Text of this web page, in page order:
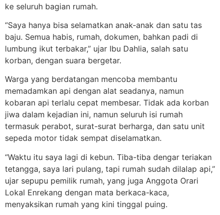
ke seluruh bagian rumah.
“Saya hanya bisa selamatkan anak-anak dan satu tas
baju. Semua habis, rumah, dokumen, bahkan padi di
lumbung ikut terbakar,” ujar Ibu Dahlia, salah satu
korban, dengan suara bergetar.
Warga yang berdatangan mencoba membantu
memadamkan api dengan alat seadanya, namun
kobaran api terlalu cepat membesar. Tidak ada korban
jiwa dalam kejadian ini, namun seluruh isi rumah
termasuk perabot, surat-surat berharga, dan satu unit
sepeda motor tidak sempat diselamatkan.
“Waktu itu saya lagi di kebun. Tiba-tiba dengar teriakan
tetangga, saya lari pulang, tapi rumah sudah dilalap api,”
ujar sepupu pemilik rumah, yang juga Anggota Orari
Lokal Enrekang dengan mata berkaca-kaca,
menyaksikan rumah yang kini tinggal puing.